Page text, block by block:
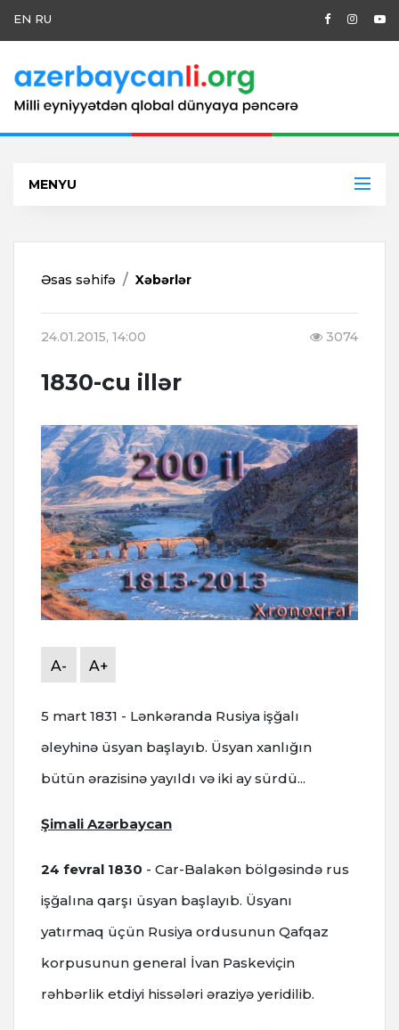
EN RU
MENYU
Əsas səhifə Xəbərlər
24.01.2015, 14:00 3074
1830-cu illər
A- A+
5 mart 1831 - Lənkəranda Rusiya işğalı
əleyhinə üsyan başlayıb. Üsyan xanlığın
bütün ərazisinə yayıldı və iki ay sürdü...
Şimali Azərbaycan
24 fevral 1830 - Car-Balakən bölgəsində rus
işğalına qarşı üsyan başlayıb. Üsyanı
yatırmaq üçün Rusiya ordusunun Qafqaz
korpusunun general İvan Paskeviçin
rəhbərlik etdiyi hissələri əraziyə yeridilib.